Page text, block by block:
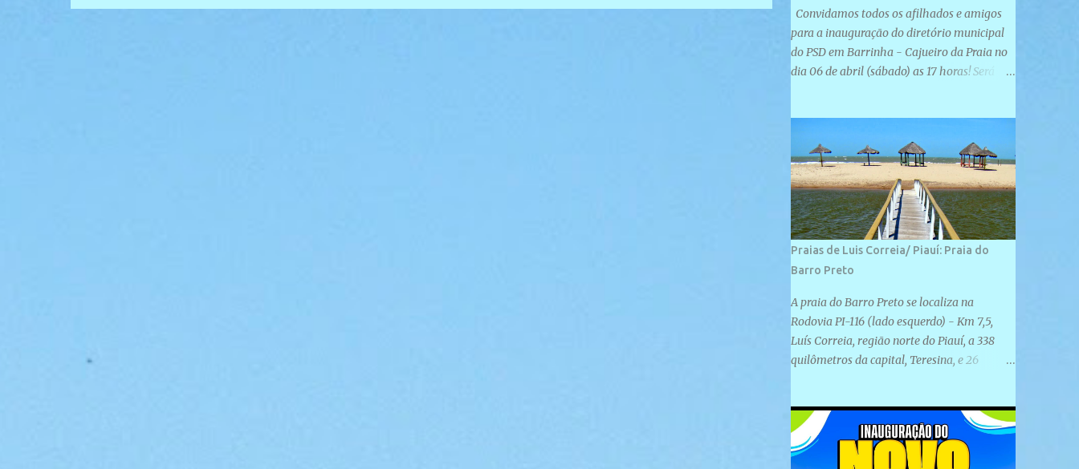
Convidamos todos os afilhados e amigos
para a inauguração do diretório municipal
do PSD em Barrinha - Cajueiro da Praia no
dia 06 de abril (sábado) as 17 horas! Será
localizada na Rua São José, 98 Barrinha -
Cajueiro da Praia.
Praias de Luis Correia/ Piauí: Praia do
Barro Preto
A praia do Barro Preto se localiza na
Rodovia PI-116 (lado esquerdo) - Km 7,5,
Luís Correia, região norte do Piauí, a 338
quilômetros da capital, Teresina, e 26
plana e retilínea na maior parte de sua
extensão, chegando a mais ou menos a 1,5
km de paisagens exuberantes. Possui ondas